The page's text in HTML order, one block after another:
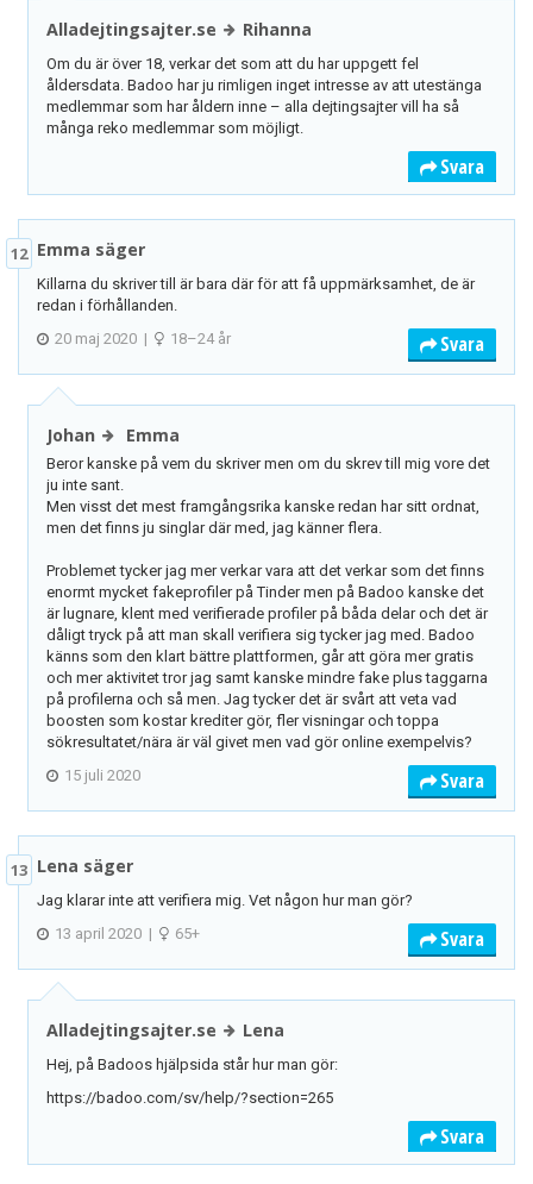
Alladejtingsajter.se Rihanna
Om du är över 18, verkar det som att du har uppgett fel
åldersdata. Badoo har ju rimligen inget intresse av att utestänga
medlemmar som har åldern inne – alla dejtingsajter vill ha så
många reko medlemmar som möjligt.
Svara
12 Emma säger
Killarna du skriver till är bara där för att få uppmärksamhet, de är
redan i förhållanden.
20 maj 2020 | 18–24 år Svara
Johan Emma
Beror kanske på vem du skriver men om du skrev till mig vore det
ju inte sant.
Men visst det mest framgångsrika kanske redan har sitt ordnat,
men det finns ju singlar där med, jag känner flera.
Problemet tycker jag mer verkar vara att det verkar som det finns
enormt mycket fakeprofiler på Tinder men på Badoo kanske det
är lugnare, klent med verifierade profiler på båda delar och det är
dåligt tryck på att man skall verifiera sig tycker jag med. Badoo
känns som den klart bättre plattformen, går att göra mer gratis
och mer aktivitet tror jag samt kanske mindre fake plus taggarna
på profilerna och så men. Jag tycker det är svårt att veta vad
boosten som kostar krediter gör, fler visningar och toppa
sökresultatet/nära är väl givet men vad gör online exempelvis?
15 juli 2020
Svara
13 Lena säger
Jag klarar inte att verifiera mig. Vet någon hur man gör?
13 april 2020 | 65+ Svara
Alladejtingsajter.se Lena
Hej, på Badoos hjälpsida står hur man gör:
https://badoo.com/sv/help/?section=265
Svara